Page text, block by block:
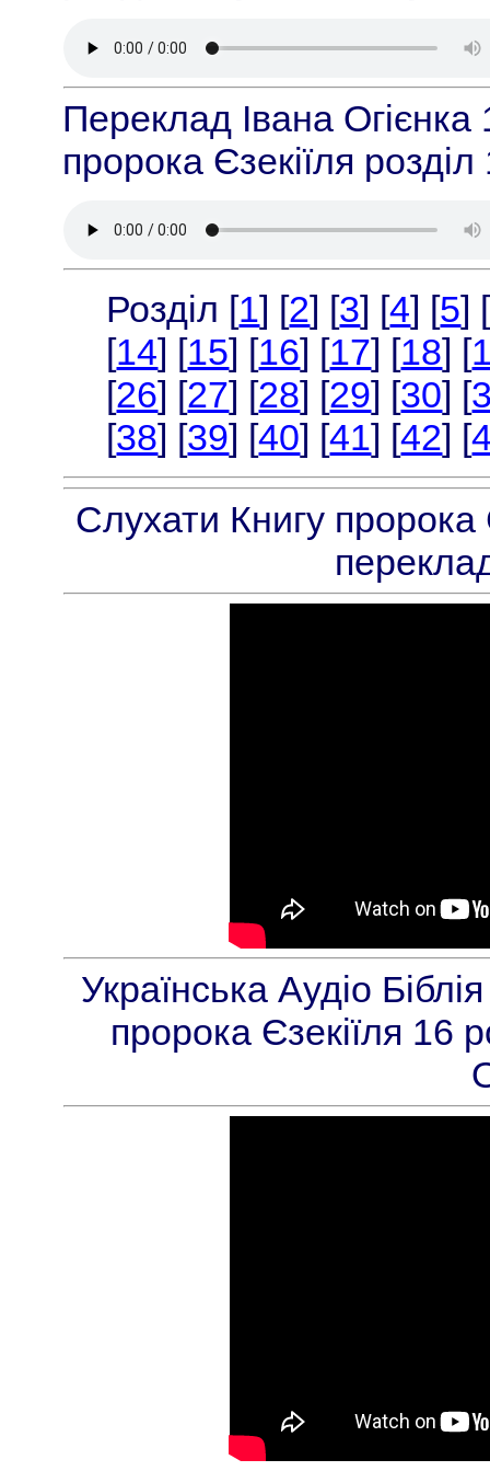
Переклад Івана
пророка Єзекіїля
Розділ [1] [2] [3] [4] [5] [
[14] [15] [16] [17] [18] [
[26] [27] [28] [29] [30] [
[38] [39] [40] [41] [42] [
Слухати Книгу пророка
Українська Аудіо
пророка Єзекіїля 16